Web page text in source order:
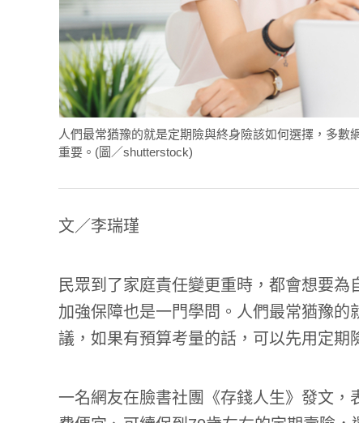
人們最常猶豫的就是定期險與終身險該如何選擇，多
重要。(圖／shutterstock)
文／李瑞瑾
民眾到了家庭責任變更重時，都會想要
加強保障也是一門學問。人們最常猶豫
議，如果有預算考量的話，可以先用定期
一名網友在臉書社團《存錢人生》發文，